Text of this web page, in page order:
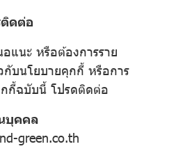
ดต่อ
แนะ หรือต้องการราย
กับนโยบายคุกกี้ หรือการ
กี้ฉบับนี้ โปรดติดต่อ
บุคคล
green.co.th